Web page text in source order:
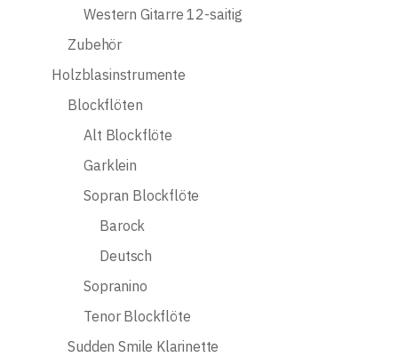
Western Gitarre 12-saitig
Zubehör
Holzblasinstrumente
Blockflöten
Alt Blockflöte
Garklein
Sopran Blockflöte
Barock
Deutsch
Sopranino
Tenor Blockflöte
Sudden Smile Klarinette